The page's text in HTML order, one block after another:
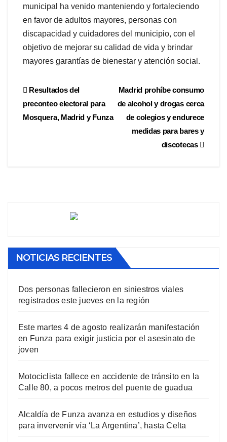
municipal ha venido manteniendo y fortaleciendo
en favor de adultos mayores, personas con
discapacidad y cuidadores del municipio, con el
objetivo de mejorar su calidad de vida y brindar
mayores garantías de bienestar y atención social.
Madrid prohíbe consumo
de alcohol y drogas cerca
de colegios y endurece
medidas para bares y
discotecas
Resultados del
preconteo electoral para
Mosquera, Madrid y Funza
NOTICIAS RECIENTES
Dos personas fallecieron en siniestros viales
registrados este jueves en la región
Este martes 4 de agosto realizarán manifestación
en Funza para exigir justicia por el asesinato de
joven
Motociclista fallece en accidente de tránsito en la
Calle 80, a pocos metros del puente de guadua
Alcaldía de Funza avanza en estudios y diseños
para invervenir vía ‘La Argentina’, hasta Celta